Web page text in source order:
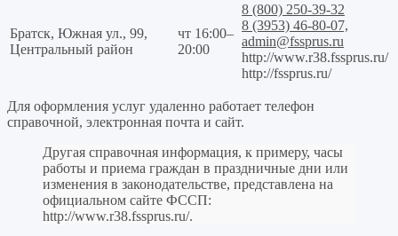
Братск, Южная ул., 99,
Центральный район
чт 16:00–
20:00
8 (800) 250-39-32
8 (3953) 46-80-07,
admin@fssprus.ru
http://www.r38.fssprus.ru/
http://fssprus.ru/
Для оформления услуг удаленно работает телефон
справочной, электронная почта и сайт.
Другая справочная информация, к примеру, часы
работы и приема граждан в праздничные дни или
изменения в законодательстве, представлена на
официальном сайте ФССП:
http://www.r38.fssprus.ru/.